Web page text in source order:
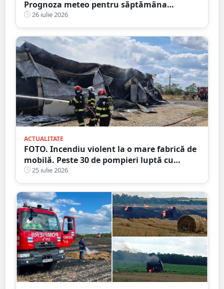
Prognoza meteo pentru săptămâna
următoare
26 iulie 2026
ACTUALITATE
FOTO. Incendiu violent la o mare fabrică de
mobilă. Peste 30 de pompieri luptă cu
flăcările, județul vecin
25 iulie 2026